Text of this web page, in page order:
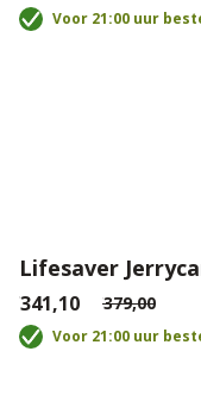
Voor 21:00 uur
Lifesaver
€341,10 €379,00
Voor 21:00 uur